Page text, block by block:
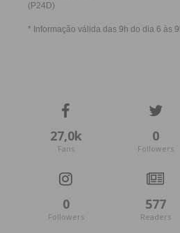
27,0k
Fans
0
Followers
0
Followers
577
Readers